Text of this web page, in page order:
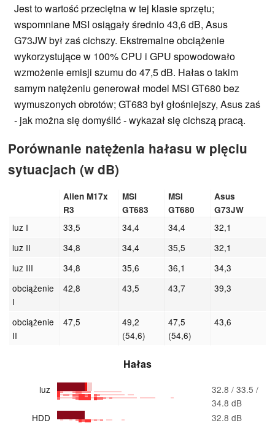
Jest to wartość przeciętna w tej klasie sprzętu;
wspomniane MSI osiągały średnio 43,6 dB, Asus
G73JW był zaś cichszy. Ekstremalne obciążenie
wykorzystujące w 100% CPU i GPU spowodowało
wzmożenie emisji szumu do 47,5 dB. Hałas o takim
samym natężeniu generował model MSI GT680 bez
wymuszonych obrotów; GT683 był głośniejszy, Asus zaś
- jak można się domyślić - wykazał się cichszą pracą.
Porównanie natężenia hałasu w pięciu
sytuacjach (w dB)
Alien M17x
R3
MSI
GT683
MSI
GT680
Asus
G73JW
luz I 33,5 34,4 34,4
32,1
luz II
34,8 34,4 35,5
32,1
luz III
34,8 35,6 36,1
34,3
obciążenie
I
42,8 43,5 43,7 39,3
obciążenie
II
47,5
49,2
(54,6)
47,5
(54,6)
43,6
Hałas
luz
32.8 / 33.5 /
34.8 dB
HDD
32.8 dB